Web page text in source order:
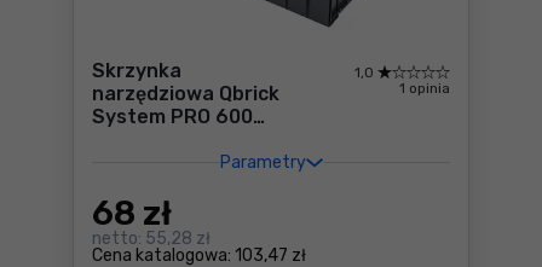
Skrzynka
narzędziowa Qbrick
System PRO 600
Parametry
1,0
1 opinia
Cena katalogowa: 103,47 zł
68 zł
netto: 55,28 zł